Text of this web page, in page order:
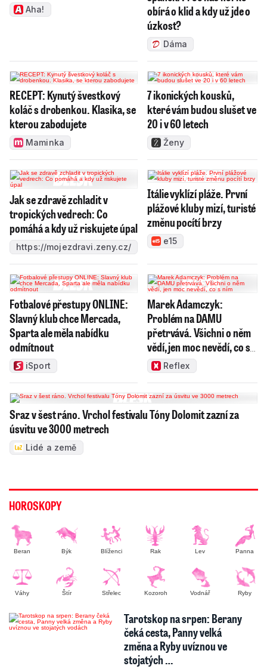
Aha!
obírá o klid a kdy už jde o
úzkost?
Dáma
RECEPT: Kynutý švestkový
koláč s drobenkou. Klasika, se
kterou zabodujete
Maminka
7 ikonických kousků,
které vám budou slušet ve
20 i v 60 letech
Ženy
Jak se zdravě zchladit v
tropických vedrech: Co
pomáhá a kdy už riskujete úpal
https://mojezdravi.zeny.cz/
Itálie vyklízí pláže. První
plážové kluby mizí, turisté
změnu pocítí brzy
e15
Fotbalové přestupy ONLINE:
Slavný klub chce Mercada,
Sparta ale měla nabídku
odmítnout
iSport
Marek Adamczyk:
Problém na DAMU
přetrvává. Všichni o něm
vědí, jen moc nevědí, co s
nímReflex
Sraz v šest ráno. Vrchol festivalu Tóny Dolomit zazní za
úsvitu ve 3000 metrech
Lidé a země
HOROSKOPY
Beran Býk Blíženci Rak Lev Panna
Váhy Štír Střelec Kozoroh Vodnář Ryby
Tarotskop na srpen: Berany
čeká cesta, Panny velká
změna a Ryby uvíznou ve
stojatých …